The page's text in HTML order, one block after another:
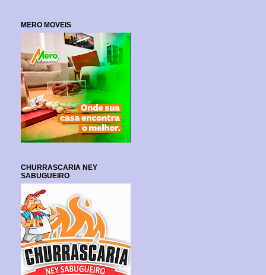
MERO MOVEIS
CHURRASCARIA NEY
SABUGUEIRO